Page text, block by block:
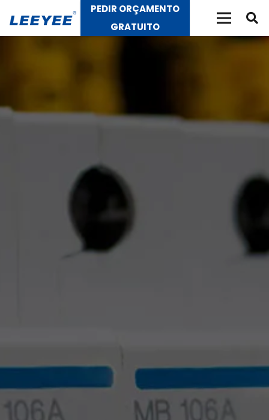
PEDIR ORÇAMENTO
GRATUITO